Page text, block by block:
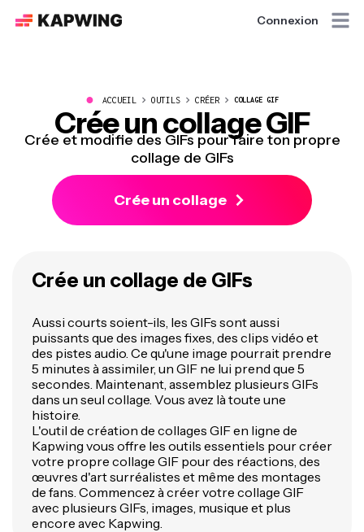
Connexion
● ACCUEIL OUTILS CRÉER COLLAGE GIF
Crée un collage GIF
Crée et modifie des GIFs pour faire ton propre
collage de GIFs
Crée un collage
Crée un collage de GIFs
Aussi courts soient-ils, les GIFs sont aussi
puissants que des images fixes, des clips vidéo et
des pistes audio. Ce qu'une image pourrait prendre
5 minutes à assimiler, un GIF ne lui prend que 5
secondes. Maintenant, assemblez plusieurs GIFs
dans un seul collage. Vous avez là toute une
histoire.
L'outil de création de collages GIF en ligne de
Kapwing vous offre les outils essentiels pour créer
votre propre collage GIF pour des réactions, des
œuvres d'art surréalistes et même des montages
de fans. Commencez à créer votre collage GIF
avec plusieurs GIFs, images, musique et plus
encore avec Kapwing.